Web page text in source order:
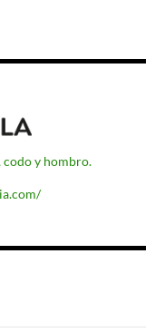
codo y hombro.